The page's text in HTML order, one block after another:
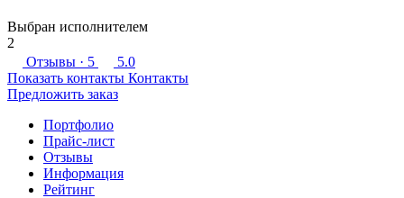
Выбран исполнителем
2
Отзывы · 5
5.0
Показать контакты Контакты
Предложить заказ
Портфолио
Прайс-лист
Отзывы
Информация
Рейтинг